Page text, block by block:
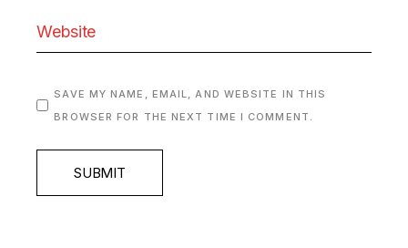
SAVE MY NAME, EMAIL, AND WEBSITE IN THIS
BROWSER FOR THE NEXT TIME I COMMENT.
SUBMIT